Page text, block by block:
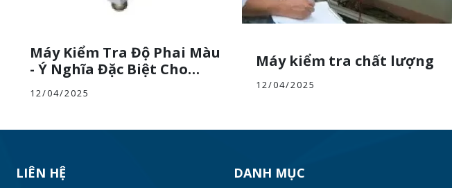
Máy Kiểm Tra Độ Phai Màu
- Ý Nghĩa Đặc Biệt Cho
Ngành Thời Trang
12/04/2025
Máy kiểm tra chất lượng
12/04/2025
LIÊN HỆ DANH MỤC